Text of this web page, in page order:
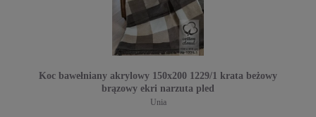
Koc bawełniany akrylowy 150x200 1229/1 krata beżowy
brązowy ekri narzuta pled
Unia